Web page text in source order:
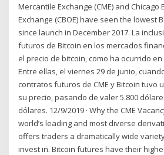
Mercantile Exchange (CME) and Chicago
Exchange (CBOE) have seen the lowest
since launch in December 2017. La
futuros de Bitcoin en los mercados
el precio de bitcoin, como ha ocurrido
Entre ellas, el viernes 29 de junio,
contratos futuros de CME y Bitcoin tuvo
su precio, pasando de valer 5.800
dólares. 12/9/2019 · Why the CME
world’s leading and most diverse
offers traders a dramatically wide
invest in. Bitcoin futures have their